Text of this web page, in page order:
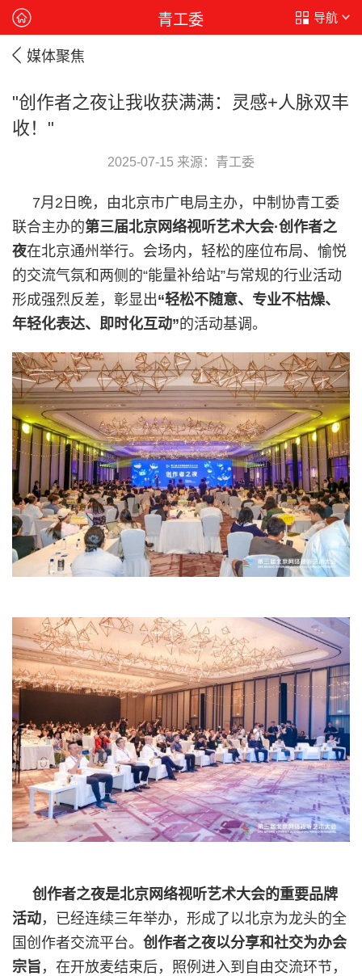
青工委 导航
媒体聚焦
"创作者之夜让我收获满满：灵感+人脉双丰
收！"
2025-07-15 来源：青工委
7月2日晚，由北京市广电局主办，中制协青工委
联合主办的第三届北京网络视听艺术大会·创作者之
夜在北京通州举行。会场内，轻松的座位布局、愉悦
的交流气氛和两侧的“能量补给站”与常规的行业活动
形成强烈反差，彰显出“轻松不随意、专业不枯燥、
年轻化表达、即时化互动”的活动基调。
创作者之夜是北京网络视听艺术大会的重要品牌
活动，已经连续三年举办，形成了以北京为龙头的全
国创作者交流平台。 创作者之夜以分享和社交为办会
宗旨 ，在开放麦结束后，照例进入到自由交流环节，